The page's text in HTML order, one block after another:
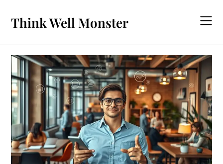
content
Think Well Monster